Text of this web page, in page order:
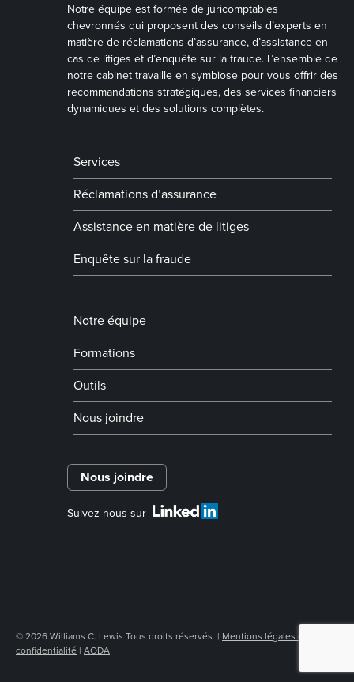
Notre équipe est formée de juricomptables
chevronnés qui proposent des conseils d’experts en
matière de réclamations d’assurance, d’assistance en
cas de litiges et d’enquête sur la fraude. L’ensemble de
notre cabinet travaille en symbiose pour vous offrir des
recommandations stratégiques, des services financiers
dynamiques et des solutions complètes.
Services
Réclamations d’assurance
Assistance en matière de litiges
Enquête sur la fraude
Notre équipe
Formations
Outils
Nous joindre
Nous joindre
Suivez-nous sur
© 2026 Williams C. Lewis Tous droits réservés. | Mentions légales et
confidentialité | AODA